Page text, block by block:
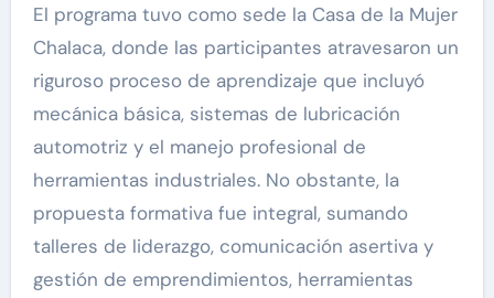
El programa tuvo como sede la Casa de la Mujer
Chalaca, donde las participantes atravesaron un
riguroso proceso de aprendizaje que incluyó
mecánica básica, sistemas de lubricación
automotriz y el manejo profesional de
herramientas industriales. No obstante, la
propuesta formativa fue integral, sumando
talleres de liderazgo, comunicación asertiva y
gestión de emprendimientos, herramientas